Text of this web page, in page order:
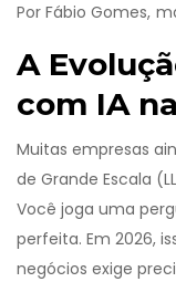
Por Fábio Gomes,
A
com IA
Muitas empresas
de Grande Escala
Você joga uma
perfeita. Em 2026,
negócios exige